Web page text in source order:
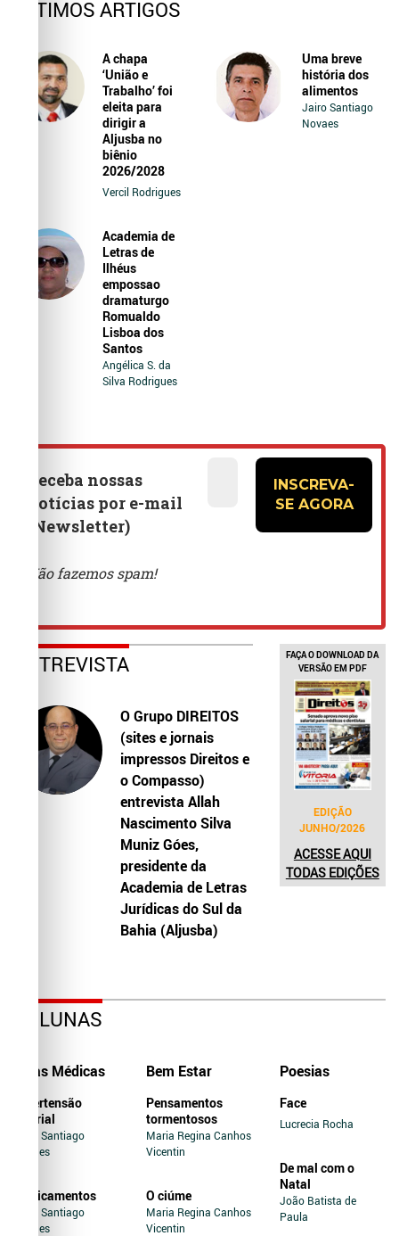
ÚLTIMOS ARTIGOS
A chapa
‘União e
Trabalho’ foi
eleita para
dirigir a
Aljusba no
biênio
2026/2028
Vercil Rodrigues
Uma breve
história dos
alimentos
Jairo Santiago
Novaes
Academia de
Letras de
Ilhéus
empossao
dramaturgo
Romualdo
Lisboa dos
Santos
Angélica S. da
Silva Rodrigues
ENTREVISTA
O Grupo DIREITOS
(sites e jornais
impressos Direitos e
o Compasso)
entrevista Allah
Nascimento Silva
Muniz Góes,
presidente da
Academia de Letras
Jurídicas do Sul da
Bahia (Aljusba)
FAÇA O DOWNLOAD DA
VERSÃO EM PDF
EDIÇÃO
JUNHO/2026
ACESSE AQUI
TODAS EDIÇÕES
COLUNAS
Dicas Médicas
Hipertensão
Arterial
Jairo Santiago
Novaes
Medicamentos
Jairo Santiago
Novaes
Bem Estar
Pensamentos
tormentosos
Maria Regina Canhos
Vicentin
O ciúme
Maria Regina Canhos
Vicentin
Poesias
Face
Lucrecia Rocha
De mal com o
Natal
João Batista de
Paula